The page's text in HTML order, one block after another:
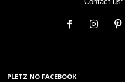
PLETZ NO FACEBOOK